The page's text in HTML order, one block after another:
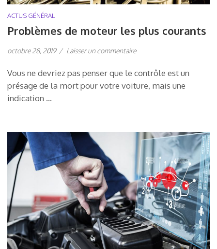
ACTUS GÉNÉRAL
Problèmes de moteur les plus courants
octobre 28, 2019 / Laisser un commentaire
Vous ne devriez pas penser que le contrôle est un
présage de la mort pour votre voiture, mais une
indication …